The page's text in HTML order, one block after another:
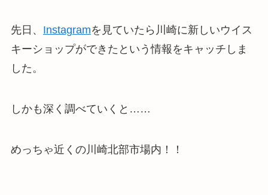
先日、 Instagramを見ていたら川崎に新しいウイス
キーショップができたという情報をキャッチしま
した。
しかも深く調べていくと……
めっちゃ近くの川崎北部市場内！！